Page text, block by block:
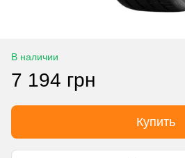
В наличии
7 194 грн
Купить